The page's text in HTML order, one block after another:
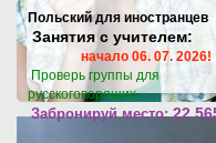
Польский для иностранцев
Занятия с учителем:
начало 06. 07. 2026!
Проверь группы для
русскоговорящих
Забронируй место:22